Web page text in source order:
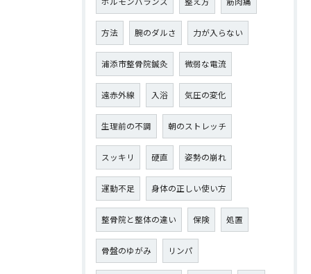
方法 腕のダルさ 力が入らない
浦添市整骨院鍼灸 微弱な電流
遠赤外線 入浴 気圧の変化
生理前の不調 朝のストレッチ
スッキリ 硬直 姿勢の崩れ
運動不足 身体の正しい使い方
整骨院と整体の違い 保険 処置
骨盤のゆがみ リンパ